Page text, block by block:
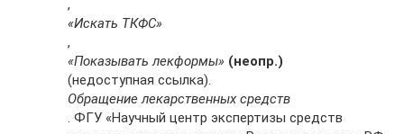
,
«Искать ТКФС»
,
«Показывать лекформы» (неопр.)
(недоступная ссылка).
Обращение лекарственных средств
. ФГУ «Научный центр экспертизы средств